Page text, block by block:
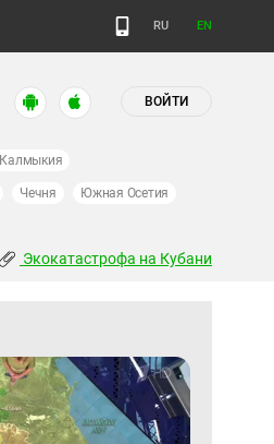
RU EN
ВОЙТИ
Калмыкия
Чечня Южная Осетия
Экокатастрофа на Кубани